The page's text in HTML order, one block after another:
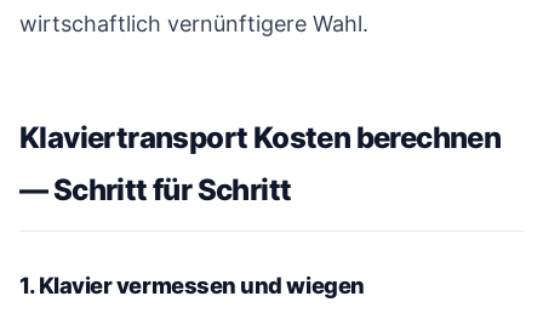
wirtschaftlich vernünftigere Wahl.
Klaviertransport Kosten berechnen
— Schritt für Schritt
1. Klavier vermessen und wiegen